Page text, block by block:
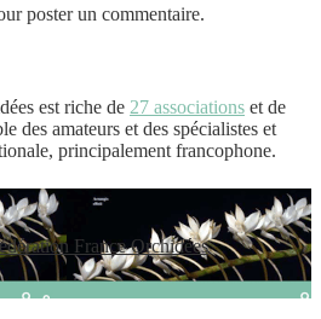
poster un commentaire.
est riche de 27 associations et de
des amateurs et des spécialistes et
principalement francophone.
France Orchidées